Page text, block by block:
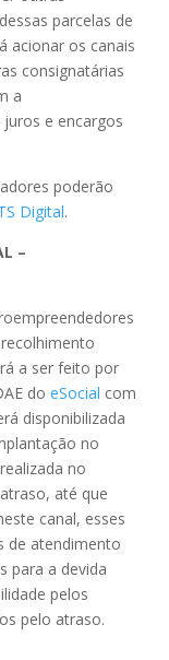
parcelas de
acionar os canais
consignatárias
a
e encargos
poderão
Digital.
–
a ser feito por
do eSocial com
disponibilizada
no
no
até que
canal, esses
de atendimento
para a devida
pelos
pelo atraso.